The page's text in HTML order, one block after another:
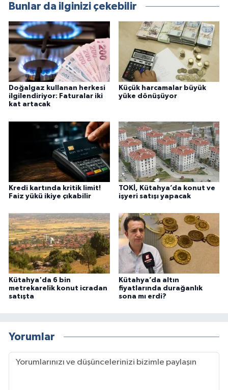
Bunlar da ilginizi çekebilir
Doğalgaz kullanan herkesi
ilgilendiriyor: Faturalar iki
kat artacak
Küçük harcamalar büyük
yüke dönüşüyor
Kredi kartında kritik limit!
Faiz yükü ikiye çıkabilir
TOKİ, Kütahya’da konut ve
işyeri satışı yapacak
Kütahya'da 6 bin
metrekarelik konut icradan
satışta
Kütahya’da altın
fiyatlarında durağanlık
sona mı erdi?
Yorumlar